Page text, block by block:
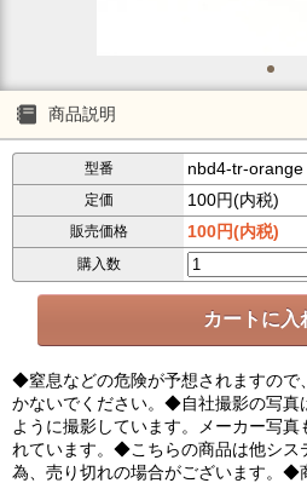
商品説明
型番 nbd4-tr-orange
定価 100円(内税)
販売価格 100円(内税)
購入数
◆窒息などの危険が予想されますので
かないでください。◆自社撮影の写真
ように撮影しています。メーカー写真
れています。◆こちらの商品は他シス
為、売り切れの場合がございます。◆